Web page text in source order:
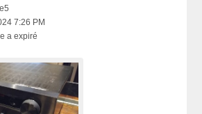
7:26 PM
a expiré